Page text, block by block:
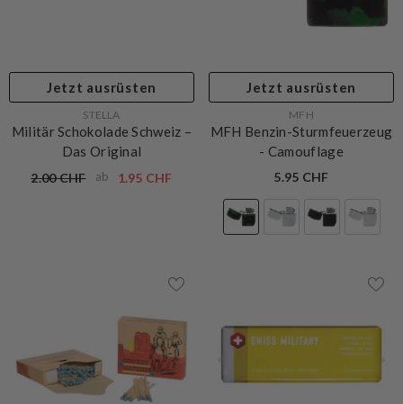
Jetzt ausrüsten
VERKÄUFERIN:STELLA
Militär Schokolade Schweiz –
Das Original
2.00 CHF ab 1.95 CHF
Jetzt ausrüsten
MFH
MFH Benzin-Sturmfeuerzeug
- Camouflage
5.95 CHF